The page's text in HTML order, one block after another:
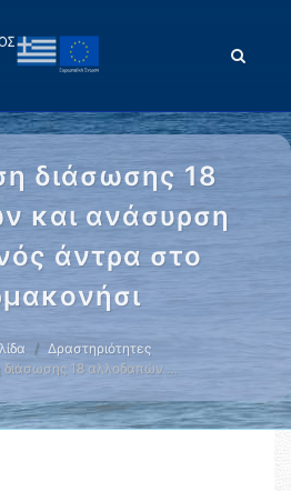
διάσωσης 18
και ανάσυρση
άντρα στο
Δραστηριότητες
διάσωσης 18 αλλοδαπών …